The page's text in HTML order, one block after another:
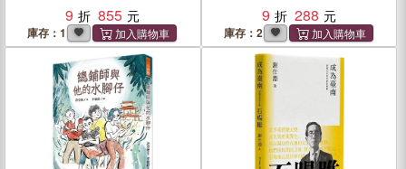
9
855
庫存：1
9
288
庫存：2